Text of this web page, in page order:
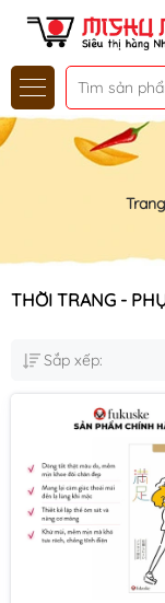
THỜI TRANG -
Sắp xếp: